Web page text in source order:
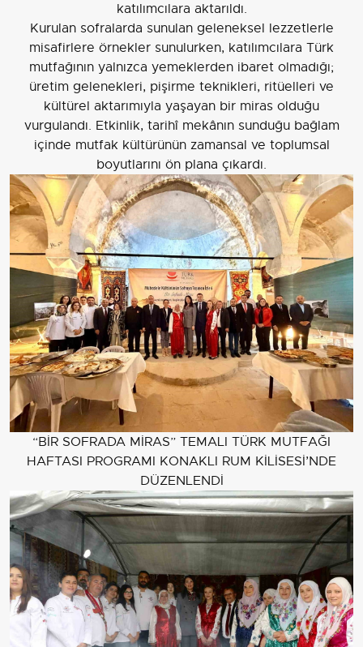
katılımcılara aktarıldı.
Kurulan sofralarda sunulan geleneksel lezzetlerle
misafirlere örnekler sunulurken, katılımcılara Türk
mutfağının yalnızca yemeklerden ibaret olmadığı;
üretim gelenekleri, pişirme teknikleri, ritüelleri ve
kültürel aktarımıyla yaşayan bir miras olduğu
vurgulandı. Etkinlik, tarihî mekânın sunduğu bağlam
içinde mutfak kültürünün zamansal ve toplumsal
boyutlarını ön plana çıkardı.
“BİR SOFRADA MİRAS” TEMALI TÜRK MUTFAĞI
HAFTASI PROGRAMI KONAKLI RUM KİLİSESİ’NDE
DÜZENLENDİ